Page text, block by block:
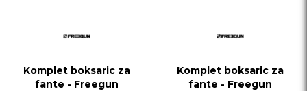
Komplet boksaric za
fante - Freegun
Komplet boksaric za
fante - Freegun